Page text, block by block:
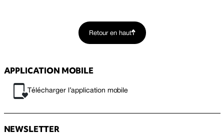
Retour en haut
APPLICATION MOBILE
Télécharger l’application mobile
NEWSLETTER